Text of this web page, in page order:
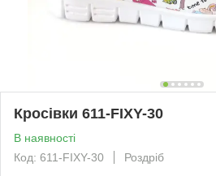
Кросівки 611-FIXY-30
В наявності
Код: 611-FIXY-30
Роздріб